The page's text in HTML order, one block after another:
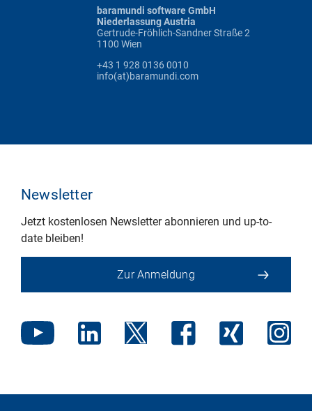
baramundi software GmbH
Niederlassung Austria
Gertrude-Fröhlich-Sandner Straße 2
1100 Wien
+43 1 928 0136 0010
info(at)baramundi.com
Newsletter
Jetzt kostenlosen Newsletter abonnieren und up-to-
date bleiben!
Zur Anmeldung